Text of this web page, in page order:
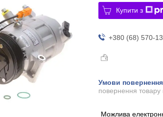
Купити з
+380 (68) 570-
повернення товару